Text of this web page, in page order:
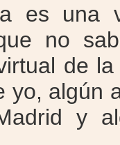
es una
no
de
yo, algún
y